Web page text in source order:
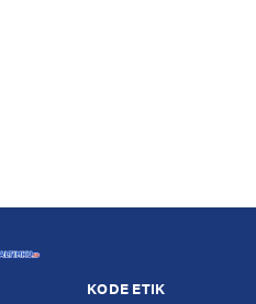
KODE ETIK